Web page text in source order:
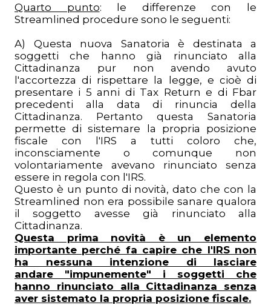
Quarto punto: le differenze con le
Streamlined procedure sono le seguenti:
A) Questa nuova Sanatoria è destinata a
soggetti che hanno già rinunciato alla
Cittadinanza pur non avendo avuto
l'accortezza di rispettare la legge, e cioè di
presentare i 5 anni di Tax Return e di Fbar
precedenti alla data di rinuncia della
Cittadinanza. Pertanto questa Sanatoria
permette di sistemare la propria posizione
fiscale con l'IRS a tutti coloro che,
inconsciamente o comunque non
volontariamente avevano rinunciato senza
essere in regola con l'IRS.
Questo è un punto di novità, dato che con la
Streamlined non era possibile sanare qualora
il soggetto avesse già rinunciato alla
Cittadinanza.
Questa prima novità è un elemento
importante perché fa capire che l'IRS non
ha nessuna intenzione di lasciare
andare "impunemente" i soggetti che
hanno rinunciato alla Cittadinanza senza
aver sistemato la propria posizione fiscale.